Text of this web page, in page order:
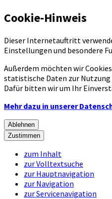
Cookie-Hinweis
Dieser Internetauftritt
Einstellungen und besondere
Außerdem möchten wir
statistische Daten zur Nutzung
Dafür bitten wir um Ihr
Mehr dazu in unserer
Ablehnen
Zustimmen
zum Inhalt
zur Volltextsuche
zur Hauptnavigation
zur Navigation
zur Servicenavigation